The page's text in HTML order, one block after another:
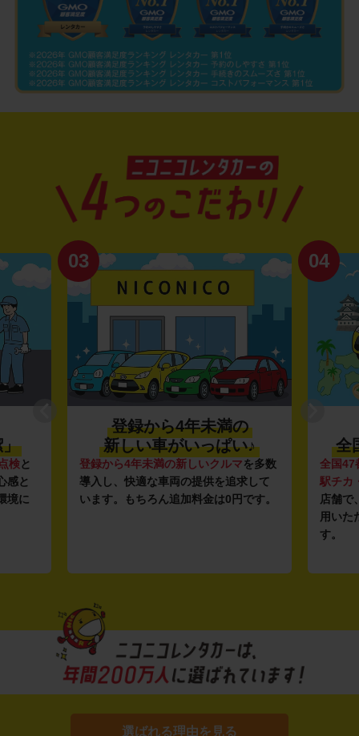
」
検と
感と
境に
03
登録から4年未満の
新しい車がいっぱい♪
登録から4年未満の新しいクルマを多数
導入し、快適な車両の提供を追求して
います。もちろん追加料金は0円です。
04
全
全国47
駅チカ
店舗で
用いた
す。
選ばれる理由を見る